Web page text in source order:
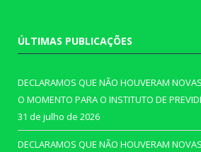
ÚLTIMAS PUBLICAÇÕES
DECLARAMOS QUE NÃO HOUVERAM
O MOMENTO PARA O INSTITUTO DE
31 de julho de 2026
DECLARAMOS QUE NÃO HOUVERAM